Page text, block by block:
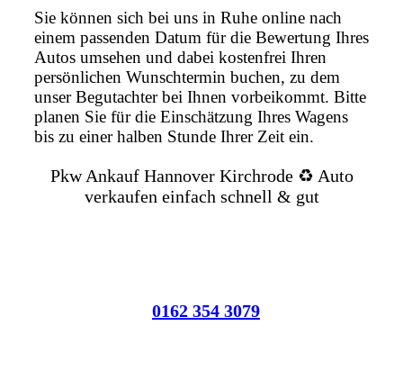
Sie können sich bei uns in Ruhe online nach
einem passenden Datum für die Bewertung Ihres
Autos umsehen und dabei kostenfrei Ihren
persönlichen Wunschtermin buchen, zu dem
unser Begutachter bei Ihnen vorbeikommt. Bitte
planen Sie für die Einschätzung Ihres Wagens
bis zu einer halben Stunde Ihrer Zeit ein.
Pkw Ankauf Hannover Kirchrode ♻️ Auto
verkaufen einfach schnell & gut
0162 354 3079